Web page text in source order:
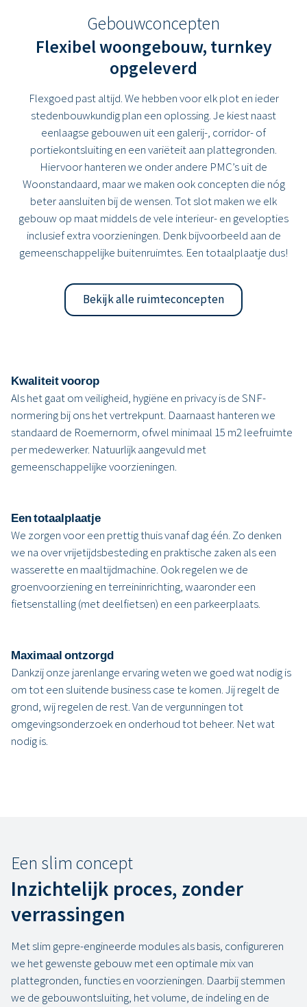
Gebouwconcepten
Flexibel woongebouw, turnkey
opgeleverd
Flexgoed past altijd. We hebben voor elk plot en ieder
stedenbouwkundig plan een oplossing. Je kiest naast
eenlaagse gebouwen uit een galerij-, corridor- of
portiekontsluiting en een variëteit aan plattegronden.
Hiervoor hanteren we onder andere PMC’s uit de
Woonstandaard, maar we maken ook concepten die nóg
beter aansluiten bij de wensen. Tot slot maken we elk
gebouw op maat middels de vele interieur- en gevelopties
inclusief extra voorzieningen. Denk bijvoorbeeld aan de
gemeenschappelijke buitenruimtes. Een totaalplaatje dus!
Bekijk alle ruimteconcepten
Kwaliteit voorop
Als het gaat om veiligheid, hygiëne en privacy is de SNF-
normering bij ons het vertrekpunt. Daarnaast hanteren we
standaard de Roemernorm, ofwel minimaal 15 m2 leefruimte
per medewerker. Natuurlijk aangevuld met
gemeenschappelijke voorzieningen.
Een totaalplaatje
We zorgen voor een prettig thuis vanaf dag één. Zo denken
we na over vrijetijdsbesteding en praktische zaken als een
wasserette en maaltijdmachine. Ook regelen we de
groenvoorziening en terreininrichting, waaronder een
fietsenstalling (met deelfietsen) en een parkeerplaats.
Maximaal ontzorgd
Dankzij onze jarenlange ervaring weten we goed wat nodig is
om tot een sluitende business case te komen. Jij regelt de
grond, wij regelen de rest. Van de vergunningen tot
omgevingsonderzoek en onderhoud tot beheer. Net wat
nodig is.
Een slim concept
Inzichtelijk proces, zonder
verrassingen
Met slim gepre-engineerde modules als basis, configureren
we het gewenste gebouw met een optimale mix van
plattegronden, functies en voorzieningen. Daarbij stemmen
we de gebouwontsluiting, het volume, de indeling en de